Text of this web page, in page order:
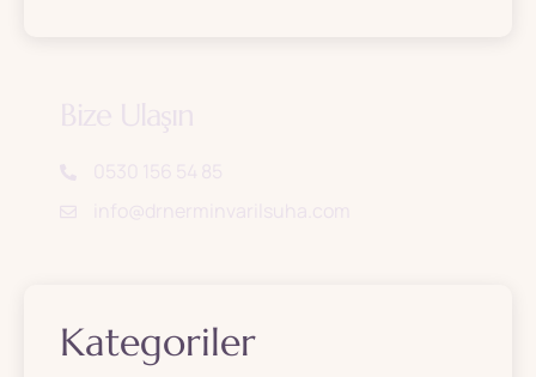
Kategoriler